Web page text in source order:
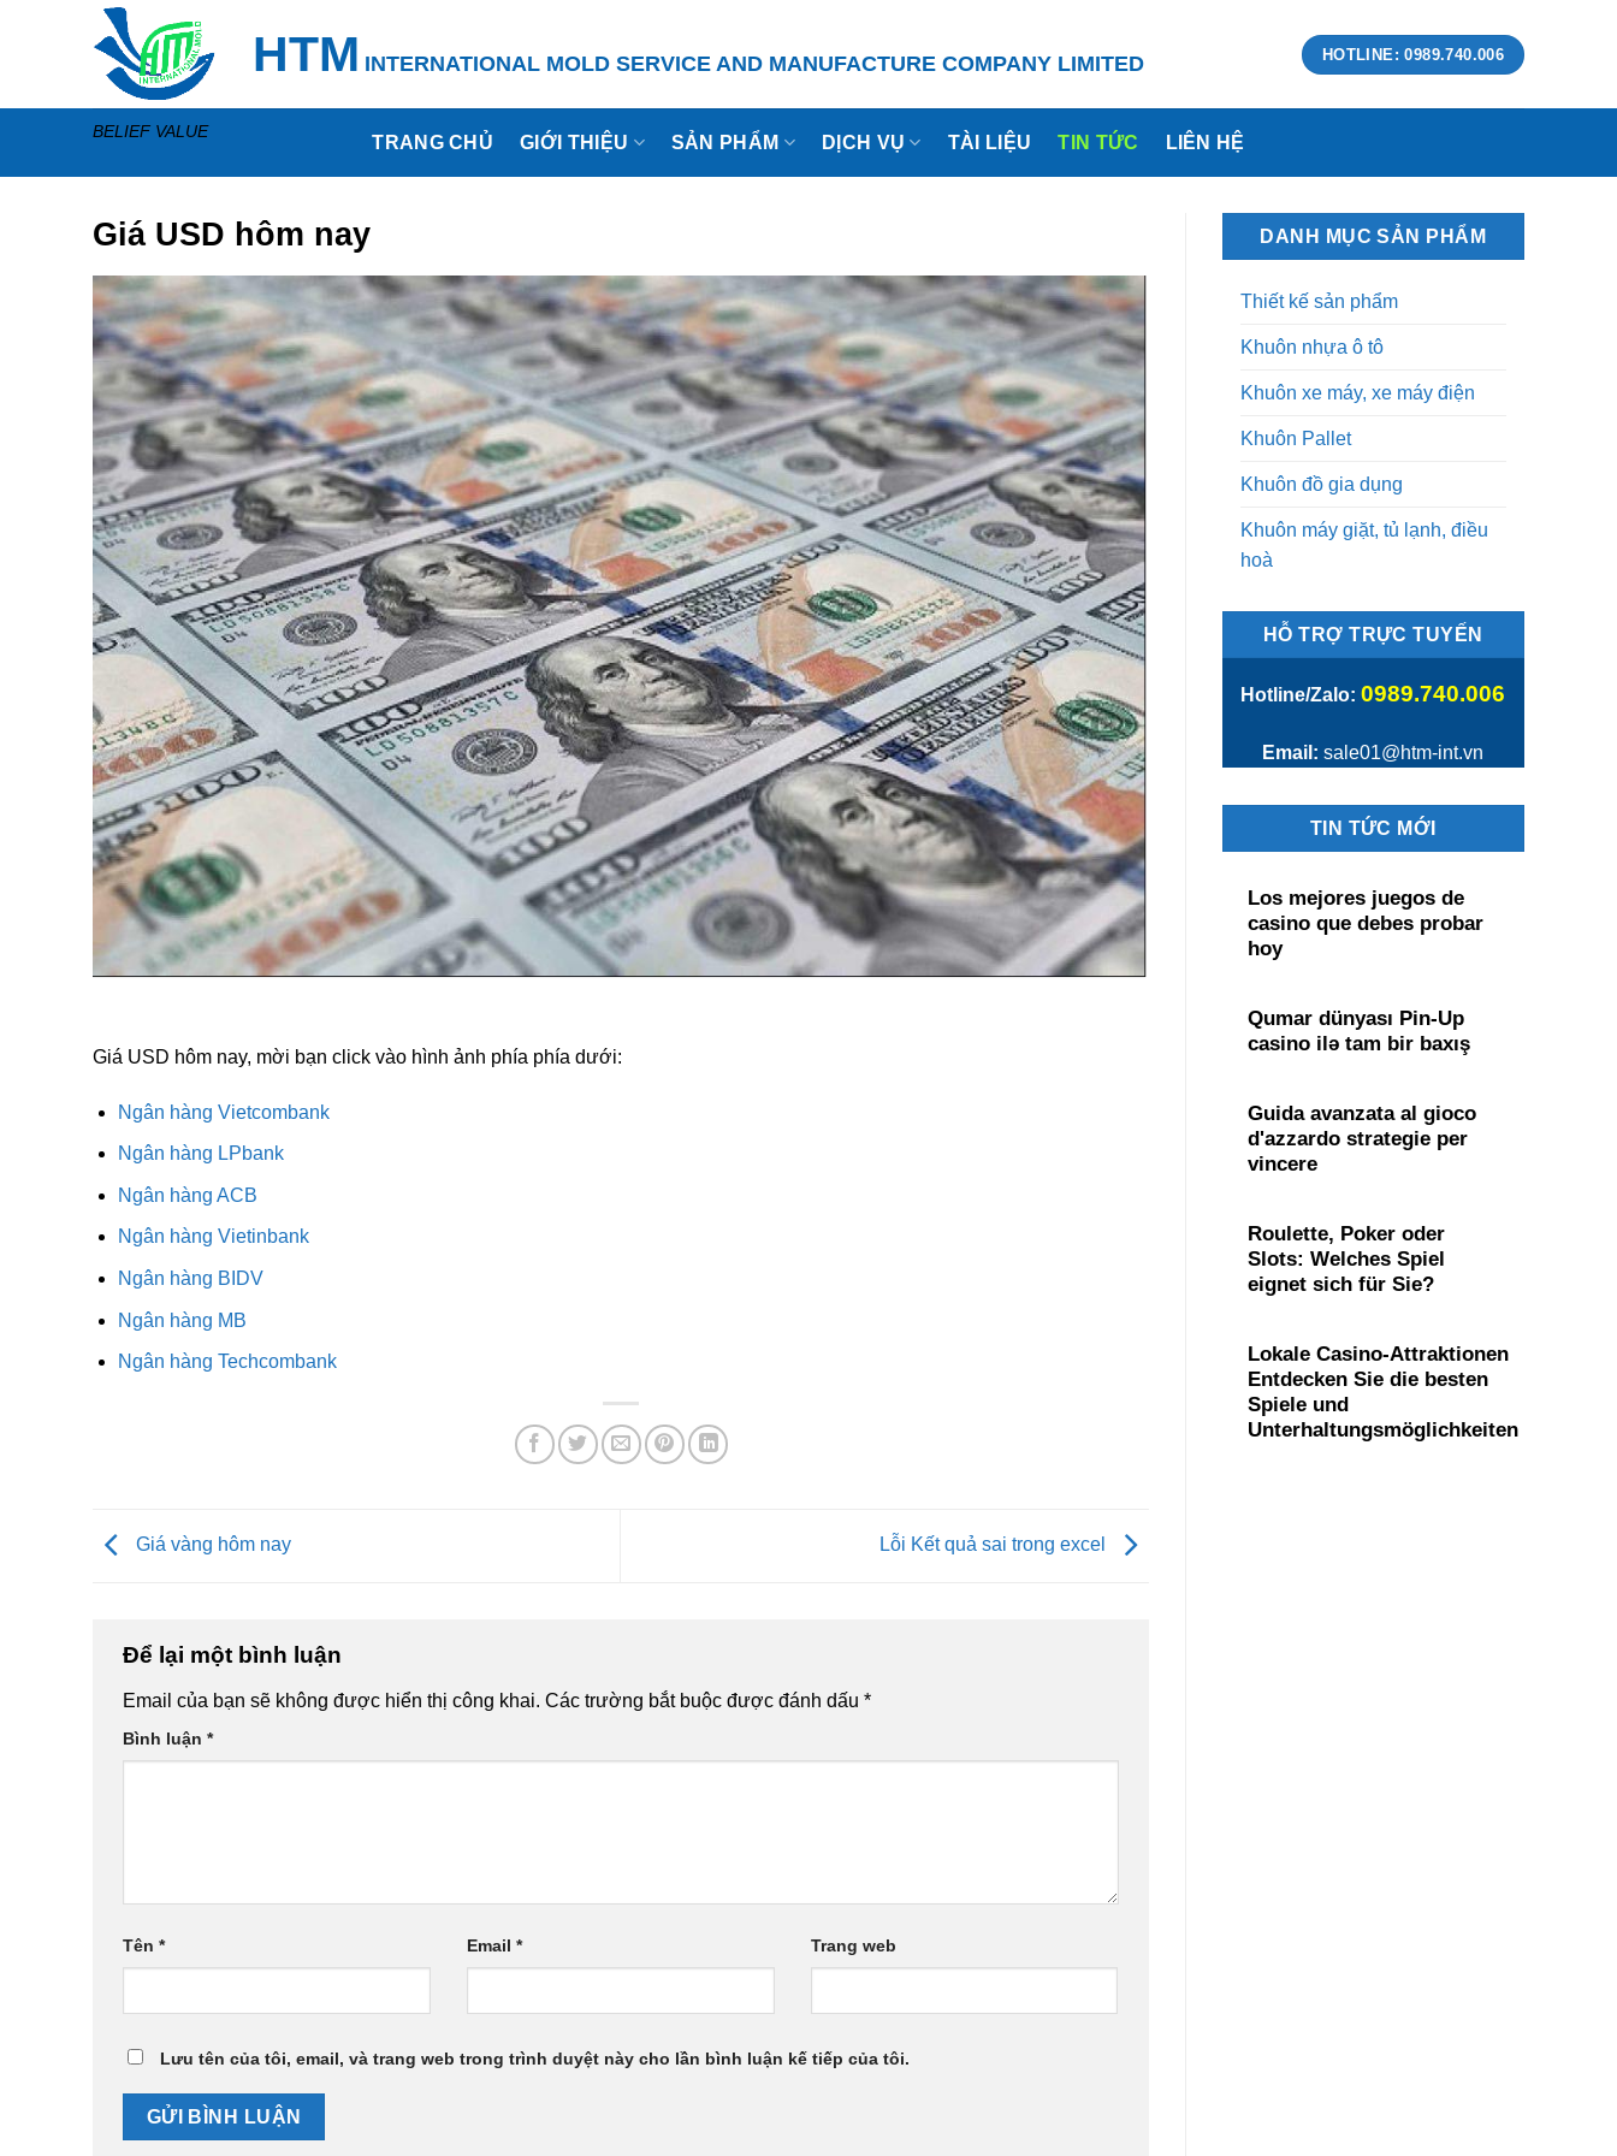
BELIEF VALUE
HTM INTERNATIONAL MOLD SERVICE AND MANUFACTURE COMPANY LIMITED HOTLINE: 0989.740.006
TRANG CHỦ GIỚI THIỆU SẢN PHẨM DỊCH VỤ TÀI LIỆU TIN TỨC LIÊN HỆ
Giá USD hôm nay
Giá USD hôm nay, mời bạn click vào hình ảnh phía phía dưới:
Ngân hàng Vietcombank
Ngân hàng LPbank
Ngân hàng ACB
Ngân hàng Vietinbank
Ngân hàng BIDV
Ngân hàng MB
Ngân hàng Techcombank
Giá vàng hôm nay Lỗi Kết quả sai trong excel
Để lại một bình luận
Email của bạn sẽ không được hiển thị công khai. Các trường bắt buộc được đánh dấu *
Bình luận *
Tên * Email * Trang web
Lưu tên của tôi, email, và trang web trong trình duyệt này cho lần bình luận kế tiếp của tôi.
DANH MỤC SẢN PHẨM
Thiết kế sản phẩm
Khuôn nhựa ô tô
Khuôn xe máy, xe máy điện
Khuôn Pallet
Khuôn đồ gia dụng
Khuôn máy giặt, tủ lạnh, điều
hoà
HỖ TRỢ TRỰC TUYẾN
Hotline/Zalo: 0989.740.006
Email: sale01@htm-int.vn
TIN TỨC MỚI
Los mejores juegos de
casino que debes probar
hoy
Qumar dünyası Pin-Up
casino ilə tam bir baxış
Guida avanzata al gioco
d'azzardo strategie per
vincere
Roulette, Poker oder
Slots: Welches Spiel
eignet sich für Sie?
Lokale Casino-Attraktionen
Entdecken Sie die besten
Spiele und
Unterhaltungsmöglichkeiten